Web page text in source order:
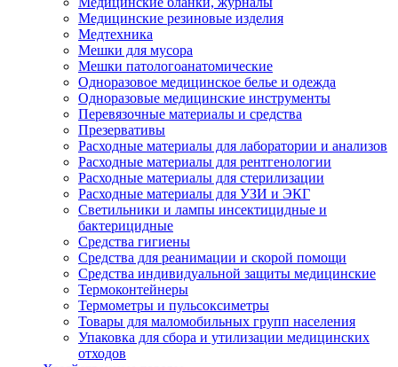
Медицинские резиновые изделия
Медтехника
Мешки для мусора
Мешки патологоанатомические
Одноразовое медицинское белье и одежда
Одноразовые медицинские инструменты
Перевязочные материалы и средства
Презервативы
Расходные материалы для лаборатории и анализов
Расходные материалы для рентгенологии
Расходные материалы для стерилизации
Расходные материалы для УЗИ и ЭКГ
Светильники и лампы инсектицидные и
бактерицидные
Средства гигиены
Средства для реанимации и скорой помощи
Средства индивидуальной защиты медицинские
Термоконтейнеры
Термометры и пульсоксиметры
Товары для маломобильных групп населения
Упаковка для сбора и утилизации медицинских
отходов